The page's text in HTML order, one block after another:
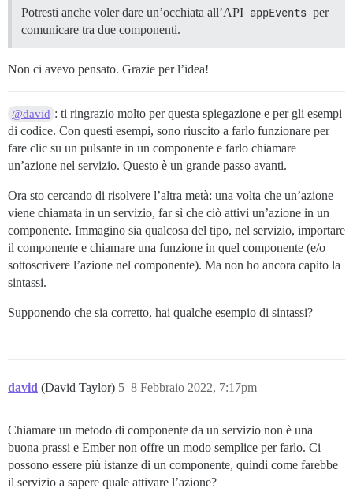
Potresti anche voler dare un’occhiata all’API appEvents per
comunicare tra due componenti.
Non ci avevo pensato. Grazie per l’idea!
@david : ti ringrazio molto per questa spiegazione e per gli esempi
di codice. Con questi esempi, sono riuscito a farlo funzionare per
fare clic su un pulsante in un componente e farlo chiamare
un’azione nel servizio. Questo è un grande passo avanti.
Ora sto cercando di risolvere l’altra metà: una volta che un’azione
viene chiamata in un servizio, far sì che ciò attivi un’azione in un
componente. Immagino sia qualcosa del tipo, nel servizio, importare
il componente e chiamare una funzione in quel componente (e/o
sottoscrivere l’azione nel componente). Ma non ho ancora capito la
sintassi.
Supponendo che sia corretto, hai qualche esempio di sintassi?
david (David Taylor) 8 Febbraio 2022, 7:17pm
5
Chiamare un metodo di componente da un servizio non è una
buona prassi e Ember non offre un modo semplice per farlo. Ci
possono essere più istanze di un componente, quindi come farebbe
il servizio a sapere quale attivare l’azione?